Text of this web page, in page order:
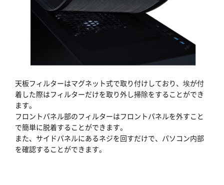
天板フィルターはマグネット式で取り付けしており、埃が付
着した際はフィルターだけを取り外し掃除をすることができ
ます。
フロントパネル部のフィルターはフロントパネルを外すこと
で簡単に脱着することができます。
また、サイドパネルにあるネジを回すだけで、パソコン内部
を確認することができます。